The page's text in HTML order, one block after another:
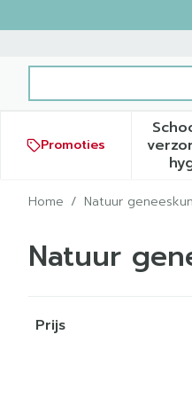
Promoties
Home / Natuur
Natuur
Prijs